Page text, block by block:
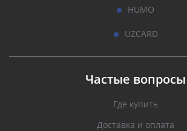
HUMO
UZCARD
Частые вопросы
Где купить
Доставка и оплата